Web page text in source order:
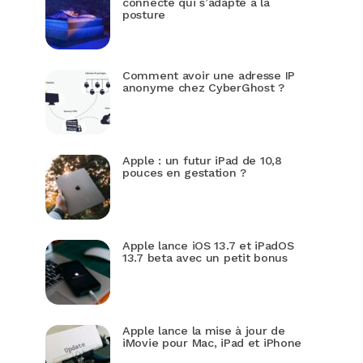
posture
Comment avoir une adresse IP
anonyme chez CyberGhost ?
Apple : un futur iPad de 10,8
pouces en gestation ?
Apple lance iOS 13.7 et iPadOS
13.7 beta avec un petit bonus
Apple lance la mise à jour de
iMovie pour Mac, iPad et iPhone